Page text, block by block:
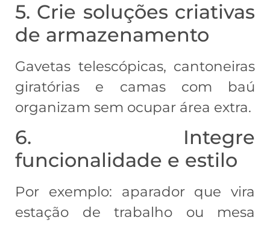
5. Crie soluções criativas
de armazenamento
Gavetas telescópicas, cantoneiras
giratórias e camas com baú
organizam sem ocupar área extra.
6. Integre
funcionalidade e estilo
Por exemplo: aparador que vira
estação de trabalho ou mesa